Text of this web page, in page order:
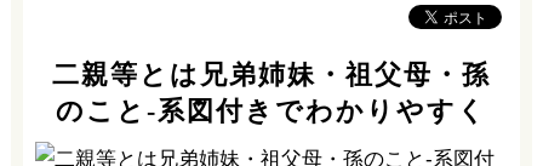
二親等とは兄弟姉妹・祖父母・孫
のこと-系図付きでわかりやすく